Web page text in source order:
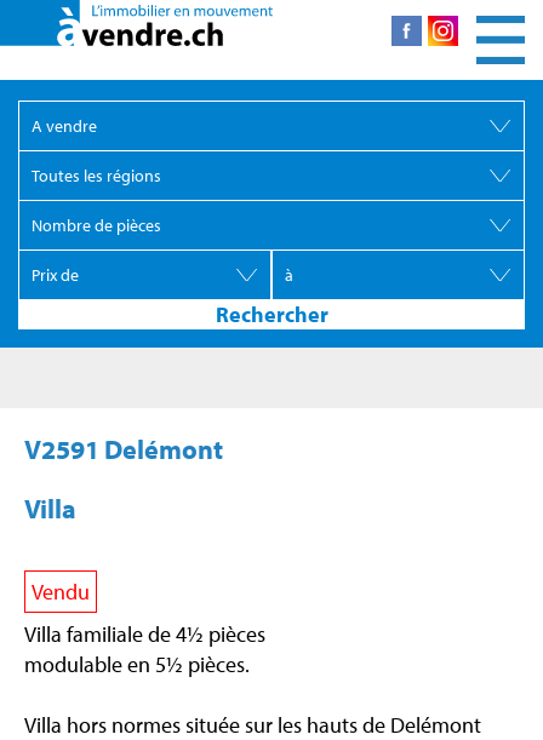
V2591 Delémont
Villa
Vendu
Villa familiale de 4½ pièces
modulable en 5½ pièces.
Villa hors normes située sur les hauts de Delémont